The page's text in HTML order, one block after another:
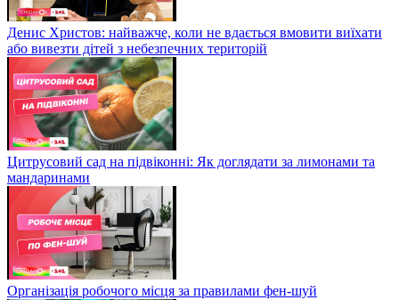
Денис Христов: найважче, коли не вдається вмовити виїхати
або вивезти дітей з небезпечних територій
Цитрусовий сад на підвіконні: Як доглядати за лимонами та
мандаринами
Організація робочого місця за правилами фен-шуй